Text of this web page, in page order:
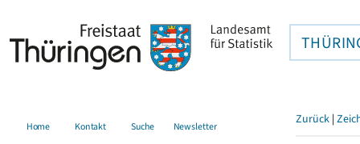
Home Kontakt Suche Newsletter Zurück |